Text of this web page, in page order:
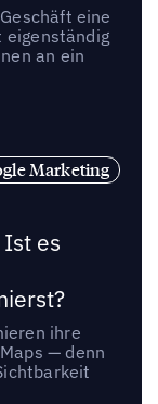
eine
eigenständig
an ein
Marketing
Ist es
ihre
— denn